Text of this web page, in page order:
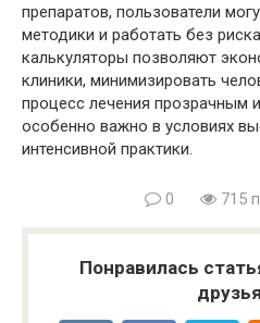
препаратов, пользователи
методики и работать без
калькуляторы позволяют
клиники, минимизировать
процесс лечения прозрачным
особенно важно в условиях
интенсивной практики.
0 715
Понравилась